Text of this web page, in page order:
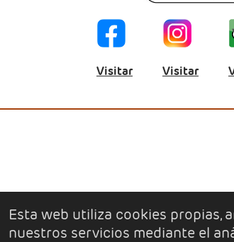
Visitar Visitar
Esta web utiliza cookies propias,
nuestros servicios mediante el